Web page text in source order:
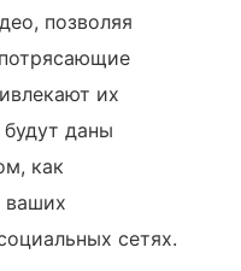
позволяя
их
даны
как
ваших
сетях.